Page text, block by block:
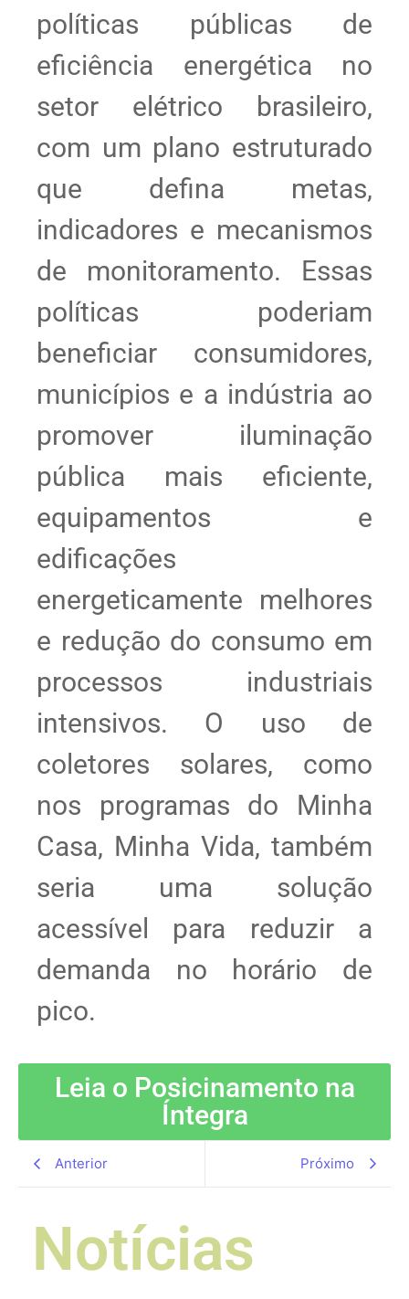
políticas públicas de
eficiência energética no
setor elétrico brasileiro,
com um plano estruturado
que defina metas,
indicadores e mecanismos
de monitoramento. Essas
políticas poderiam
beneficiar consumidores,
municípios e a indústria ao
promover iluminação
pública mais eficiente,
equipamentos e
edificações
energeticamente melhores
e redução do consumo em
processos industriais
intensivos. O uso de
coletores solares, como
nos programas do Minha
Casa, Minha Vida, também
seria uma solução
acessível para reduzir a
demanda no horário de
pico.
Leia o Posicinamento na
Íntegra
Anterior Próximo
Notícias